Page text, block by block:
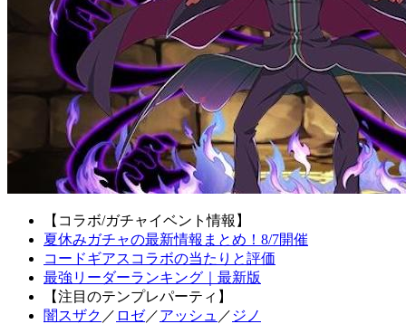
【コラボ/ガチャイベント情報】
夏休みガチャの最新情報まとめ！8/7開催
コードギアスコラボの当たりと評価
最強リーダーランキング｜最新版
【注目のテンプレパーティ】
闇スザク ／ ロゼ／アッシュ ／ ジノ